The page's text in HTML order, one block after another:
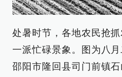
处暑时节，各地农民抢
一派忙碌景象。图为八
邵阳市隆回县司门前镇